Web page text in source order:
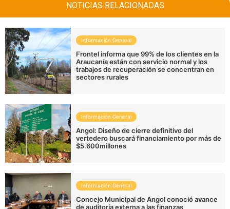
NOTICIAS RELACIONADAS
Información General
Frontel informa que 99% de los clientes en la
Araucanía están con servicio normal y los
trabajos de recuperación se concentran en
sectores rurales
Información General
Angol: Diseño de cierre definitivo del
vertedero buscará financiamiento por más de
$5.600millones
Información General
Concejo Municipal de Angol conoció avance
de auditoría externa a las finanzas